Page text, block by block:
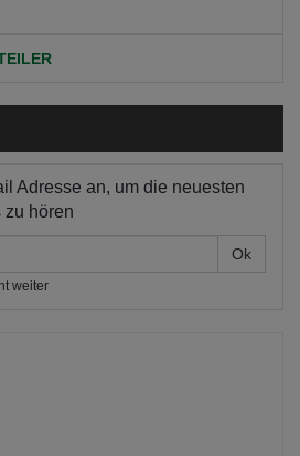
Adresse an, um die neuesten
zu hören
weiter